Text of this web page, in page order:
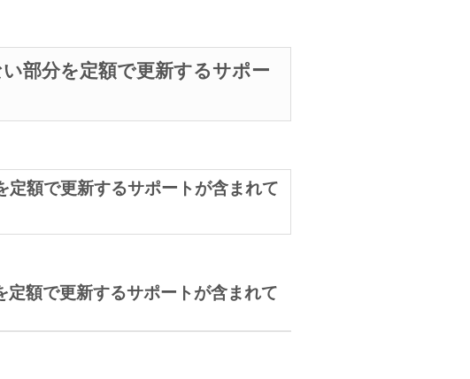
部分を定額で更新するサポー
定額で更新するサポートが含まれて
額で更新するサポートが含まれて